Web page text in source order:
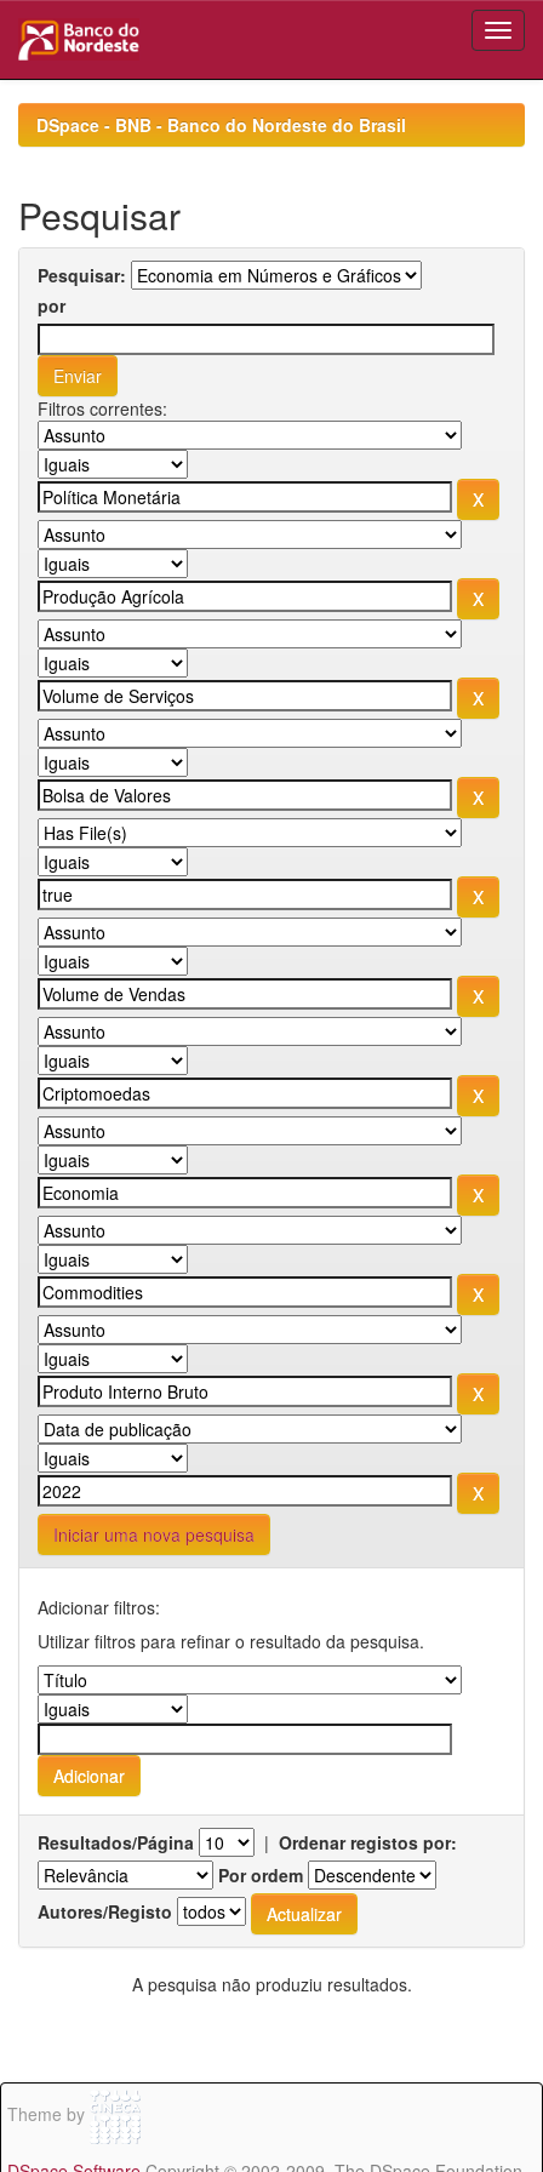
navigationDSpace - BNB - Banco do Nordeste do Brasil
Pesquisar
Pesquisar:
por
Filtros correntes:
Iniciar uma nova pesquisa
Adicionar filtros:
Utilizar filtros para refinar o resultado da pesquisa.
Resultados/Página | Ordenar registos por:
Por ordem
Autores/Registo
A pesquisa não produziu resultados.
Theme by